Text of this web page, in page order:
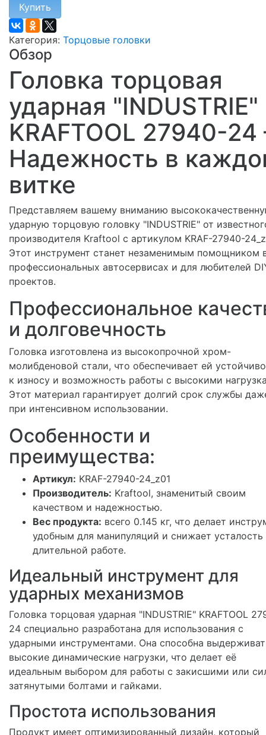
Купить
Категория: Торцовые головки
Обзор
Головка торцовая
ударная "INDUSTRIE"
KRAFTOOL 27940-24
Надежность в
витке
Представляем вашему вниманию
ударную торцовую головку "INDUSTRIE" от
производителя Kraftool с артикулом KRAF-27940-
Этот инструмент станет незаменимым помощником
профессиональных автосервисах и для любителей
проектов.
Профессиональное
и долговечность
Головка изготовлена из высокопрочной хром-
молибденовой стали, что обеспечивает ей
к износу и возможность работы с высокими
Этот материал гарантирует долгий срок службы
при интенсивном использовании.
Особенности и
преимущества:
Артикул: KRAF-27940-24_z01
Производитель: Kraftool, знаменитый своим
качеством и надежностью.
Вес продукта: всего 0.145 кг, что делает
удобным для манипуляций и снижает усталость
длительной работе.
Идеальный инструмент для
ударных механизмов
Головка торцовая ударная "INDUSTRIE" KRAFTOOL
24 специально разработана для использования с
ударными инструментами. Она способна
высокие динамические нагрузки, что делает её
идеальным выбором для работы с закисшими или
затянутыми болтами и гайками.
Простота использования
Продукт имеет оптимизированный дизайн, который